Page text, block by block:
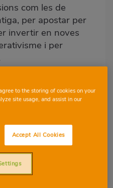
com les de
per apostar per
invertir en noves
i per
to the storing of cookies on your
site usage, and assist in our
Accept All Cookies